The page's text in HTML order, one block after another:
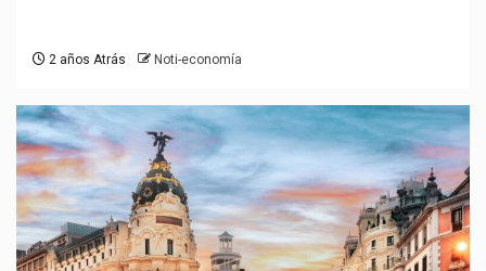
2 años Atrás Noti-economía